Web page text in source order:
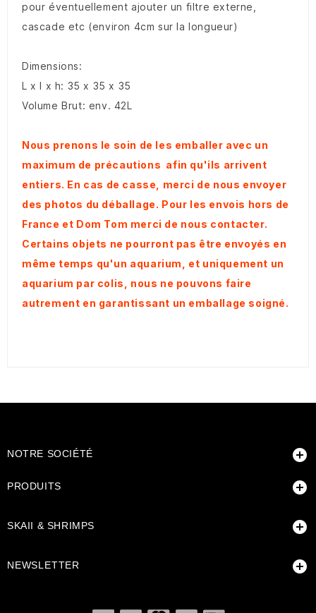
pour éventuellement ajouter un filtre externe,
cascade etc (environ 4cm sur la longueur)
Dimensions:
L x l x h: 35 x 35 x 35
Volume Brut: env. 42L
Nous prenons le soin de les emballer avec un
maximum de précautions afin qu'ils arrivent
entiers. En cas de casse, merci de nous envoyer
des photos du déballage. Pour les envois hors de
France et Dom Tom merci de nous contacter.
Certains objets ne pourront pas être envoyés en
même temps qu'un aquarium, et uniquement un
aquarium par colis, nous ne pouvons faire
autrement en garantissant un emballage soigné.
NOTRE SOCIÉTÉ 
PRODUITS 
SKAII & SHRIMPS 
NEWSLETTER 